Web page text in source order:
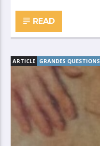
READ
ARTICLE GRANDES QUESTIONS